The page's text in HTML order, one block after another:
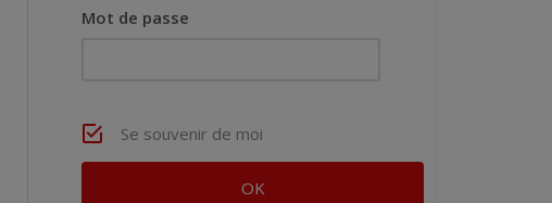
Mot de passe
Se souvenir de moi